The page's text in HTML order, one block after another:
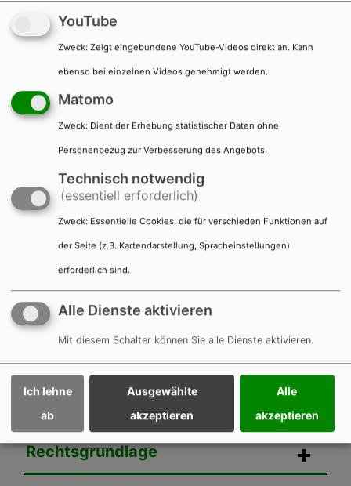
Zuständige Stelle
Voraussetzungen
Verfahrensablauf
Erforderliche Unterlagen
Kosten
Bearbeitungsdauer
Vertiefende Informationen
Hinweise
Rechtsbehelf
Rechtsgrundlage
YouTube
Zweck: Zeigt eingebundene YouTube-Videos direkt an. Kann
ebenso bei einzelnen Videos genehmigt werden.
Matomo
Zweck: Dient der Erhebung statistischer Daten ohne
Personenbezug zur Verbesserung des Angebots.
Technisch notwendig
(essentiell erforderlich)
Zweck: Essentielle Cookies, die für verschieden Funktionen auf
der Seite (z.B. Kartendarstellung, Spracheinstellungen)
erforderlich sind.
Alle Dienste aktivieren
Mit diesem Schalter können Sie alle Dienste aktivieren.
Ich lehne
ab
Ausgewählte
akzeptieren
Alle
akzeptieren